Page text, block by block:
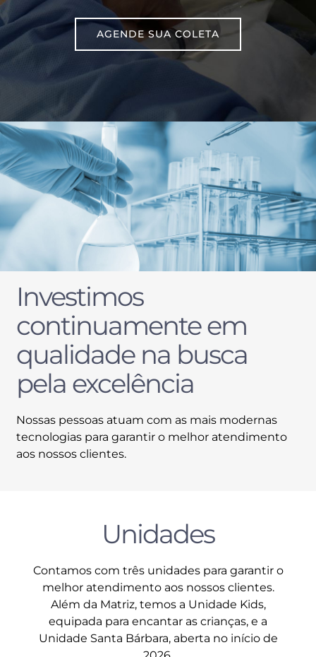
AGENDE SUA COLETA
Investimos
continuamente em
qualidade na busca
pela excelência
Nossas pessoas atuam com as mais modernas
tecnologias para garantir o melhor atendimento
aos nossos clientes.
Unidades
Contamos com três unidades para garantir o
melhor atendimento aos nossos clientes.
Além da Matriz, temos a Unidade Kids,
equipada para encantar as crianças, e a
Unidade Santa Bárbara, aberta no início de